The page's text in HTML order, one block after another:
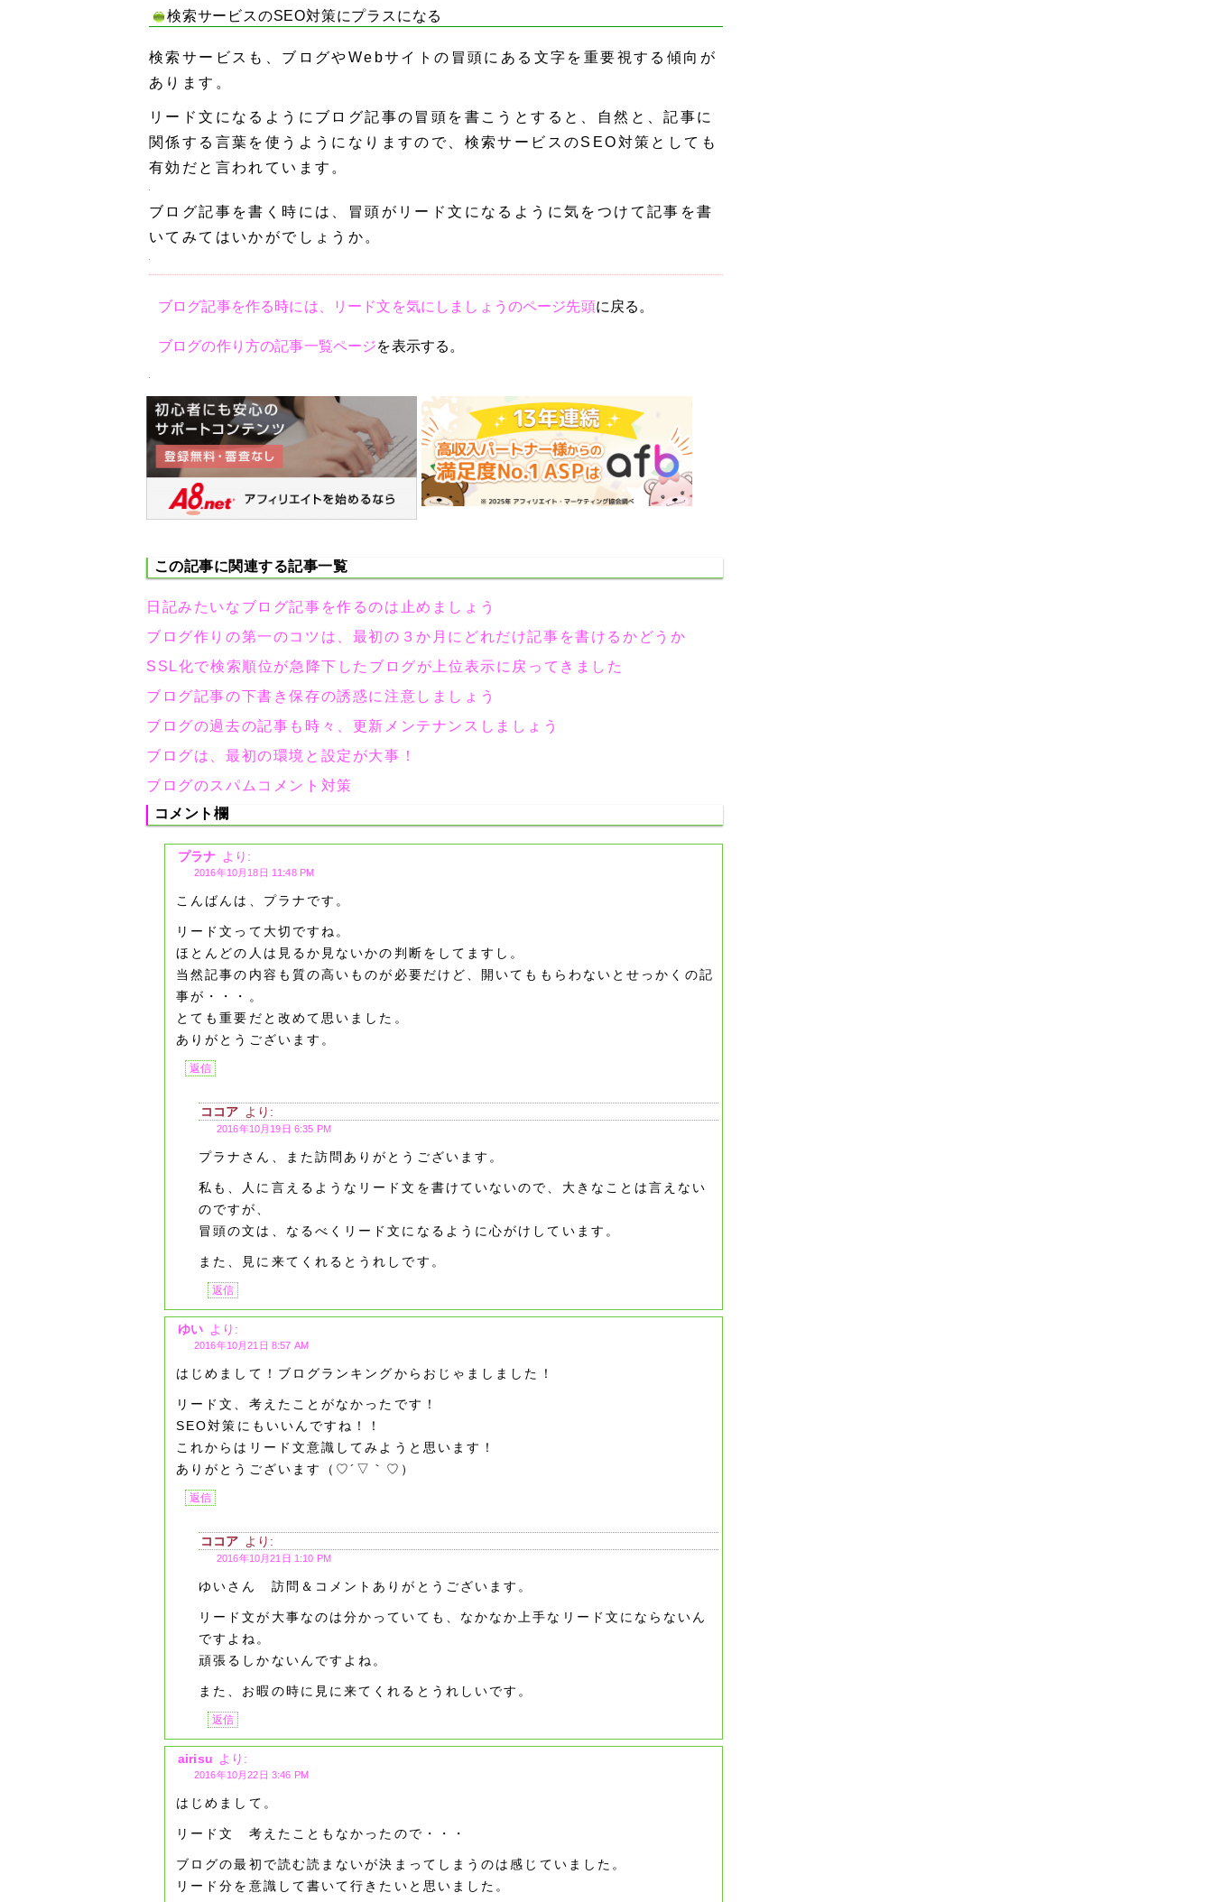
検索サービスのSEO対策にプラスになる
検索サービスも、ブログやWebサイトの冒頭にある文字を重要視する傾向が
あります。
リード文になるようにブログ記事の冒頭を書こうとすると、自然と、記事に
関係する言葉を使うようになりますので、検索サービスのSEO対策としても
有効だと言われています。
ブログ記事を書く時には、冒頭がリード文になるように気をつけて記事を書
いてみてはいかがでしょうか。
ブログ記事を作る時には、リード文を気にしましょうのページ先頭に戻る。
ブログの作り方の記事一覧ページを表示する。
この記事に関連する記事一覧
日記みたいなブログ記事を作るのは止めましょう
ブログ作りの第一のコツは、最初の３か月にどれだけ記事を書けるかどうか
SSL化で検索順位が急降下したブログが上位表示に戻ってきました
ブログ記事の下書き保存の誘惑に注意しましょう
ブログの過去の記事も時々、更新メンテナンスしましょう
ブログは、最初の環境と設定が大事！
ブログのスパムコメント対策
コメント欄
プラナ より:
2016年10月18日 11:48 PM
こんばんは、プラナです。
リード文って大切ですね。
ほとんどの人は見るか見ないかの判断をしてますし。
当然記事の内容も質の高いものが必要だけど、開いてももらわないとせっかくの記
事が・・・。
とても重要だと改めて思いました。
ありがとうございます。
返信
ココア より:
2016年10月19日 6:35 PM
プラナさん、また訪問ありがとうございます。
私も、人に言えるようなリード文を書けていないので、大きなことは言えない
のですが、
冒頭の文は、なるべくリード文になるように心がけしています。
また、見に来てくれるとうれしです。
返信
ゆい より:
2016年10月21日 8:57 AM
はじめまして！ブログランキングからおじゃましました！
リード文、考えたことがなかったです！
SEO対策にもいいんですね！！
これからはリード文意識してみようと思います！
ありがとうございます（♡´▽｀♡）
返信
ココア より:
2016年10月21日 1:10 PM
ゆいさん 訪問＆コメントありがとうございます。
リード文が大事なのは分かっていても、なかなか上手なリード文にならないん
ですよね。
頑張るしかないんですよね。
また、お暇の時に見に来てくれるとうれしいです。
返信
airisu より:
2016年10月22日 3:46 PM
はじめまして。
リード文 考えたこともなかったので・・・
ブログの最初で読む読まないが決まってしまうのは感じていました。
リード分を意識して書いて行きたいと思いました。